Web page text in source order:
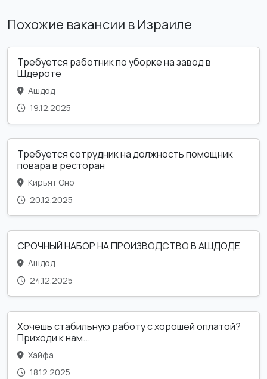
Похожие вакансии в Израиле
Требуется работник по уборке на завод в
Шдероте
Ашдод
19.12.2025
Требуется сотрудник на должность помощник
повара в ресторан
Кирьят Оно
20.12.2025
СРОЧНЫЙ НАБОР НА ПРОИЗВОДСТВО В АШДОДЕ
Ашдод
24.12.2025
Хочешь стабильную работу с хорошей оплатой?
Приходи к нам...
Хайфа
18.12.2025